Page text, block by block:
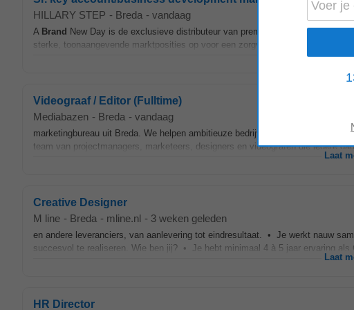
HILLARY STEP - Breda - vandaag
A Brand New Day is de exclusieve distributeur van premium spirits in
sterke, toonaangevende marktposities op voor een zorgvuldig samengesteld
Videograaf / Editor (Fulltime)
Mediabazen - Breda - vandaag
marketingbureau uit Breda. We helpen ambitieuze bedrijven groeien met
team van projectmanagers, marketeers, designers en videografen die iedere
Laat
Creative Designer
M line - Breda - mline.nl - 3 weken geleden
en andere leveranciers, van aanlevering tot eindresultaat. • Je werkt nauw
succesvol te realiseren. Wie ben jij? • Je hebt minimaal 4 à 5 jaar ervaring als
Laat
HR Director